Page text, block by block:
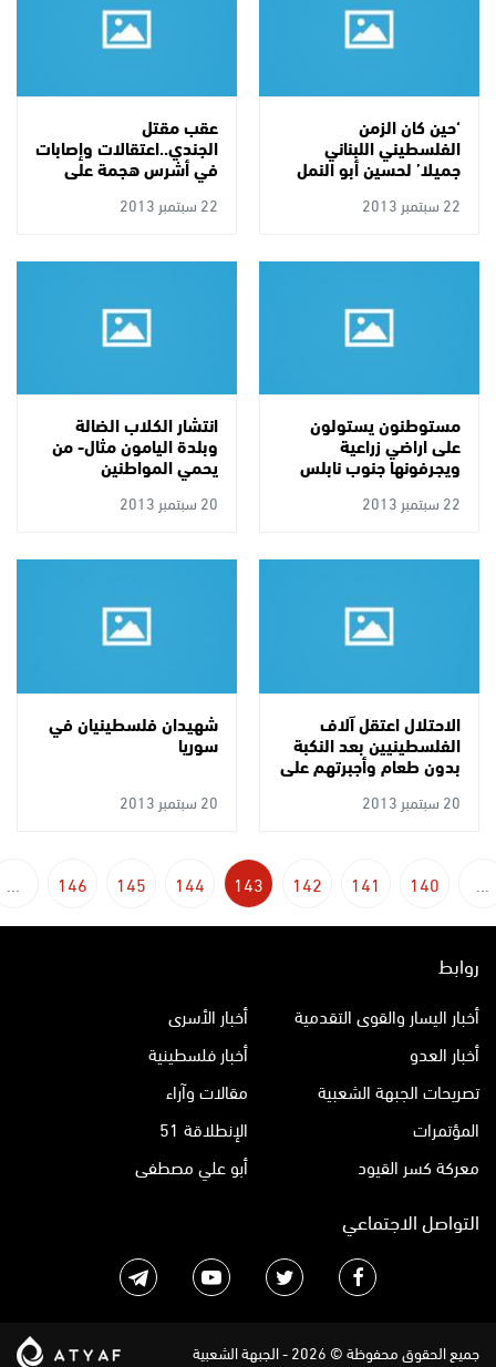
‘حين كان الزمن
الفلسطيني اللبناني
جميلا’ لحسين أبو النمل
22 سبتمبر 2013
عقب مقتل
الجندي..اعتقالات وإصابات
في أشرس هجمة على
الخليل22 سبتمبر 2013
مستوطنون يستولون
على اراضي زراعية
ويجرفونها جنوب نابلس
22 سبتمبر 2013
انتشار الكلاب الضالة
وبلدة اليامون مثال- من
يحمي المواطنين
وممتلكاتهم
20 سبتمبر 2013
الاحتلال اعتقل آلاف
الفلسطينيين بعد النكبة
بدون طعام وأجبرتهم على
العمل بالسخرة
20 سبتمبر 2013
شهيدان فلسطينيان في
سوريا
20 سبتمبر 2013
...
140
141
142
143
144
145
146
...
روابط
أخبار اليسار والقوى التقدمية
أخبار الأسرى
أخبار العدو
أخبار فلسطينية
تصريحات الجبهة الشعبية
مقالات وآراء
المؤتمرات
الإنطلاقة 51
معركة كسر القيود
أبو علي مصطفى
التواصل الاجتماعي
جميع الحقوق محفوظة © 2026 - الجبهة الشعبية